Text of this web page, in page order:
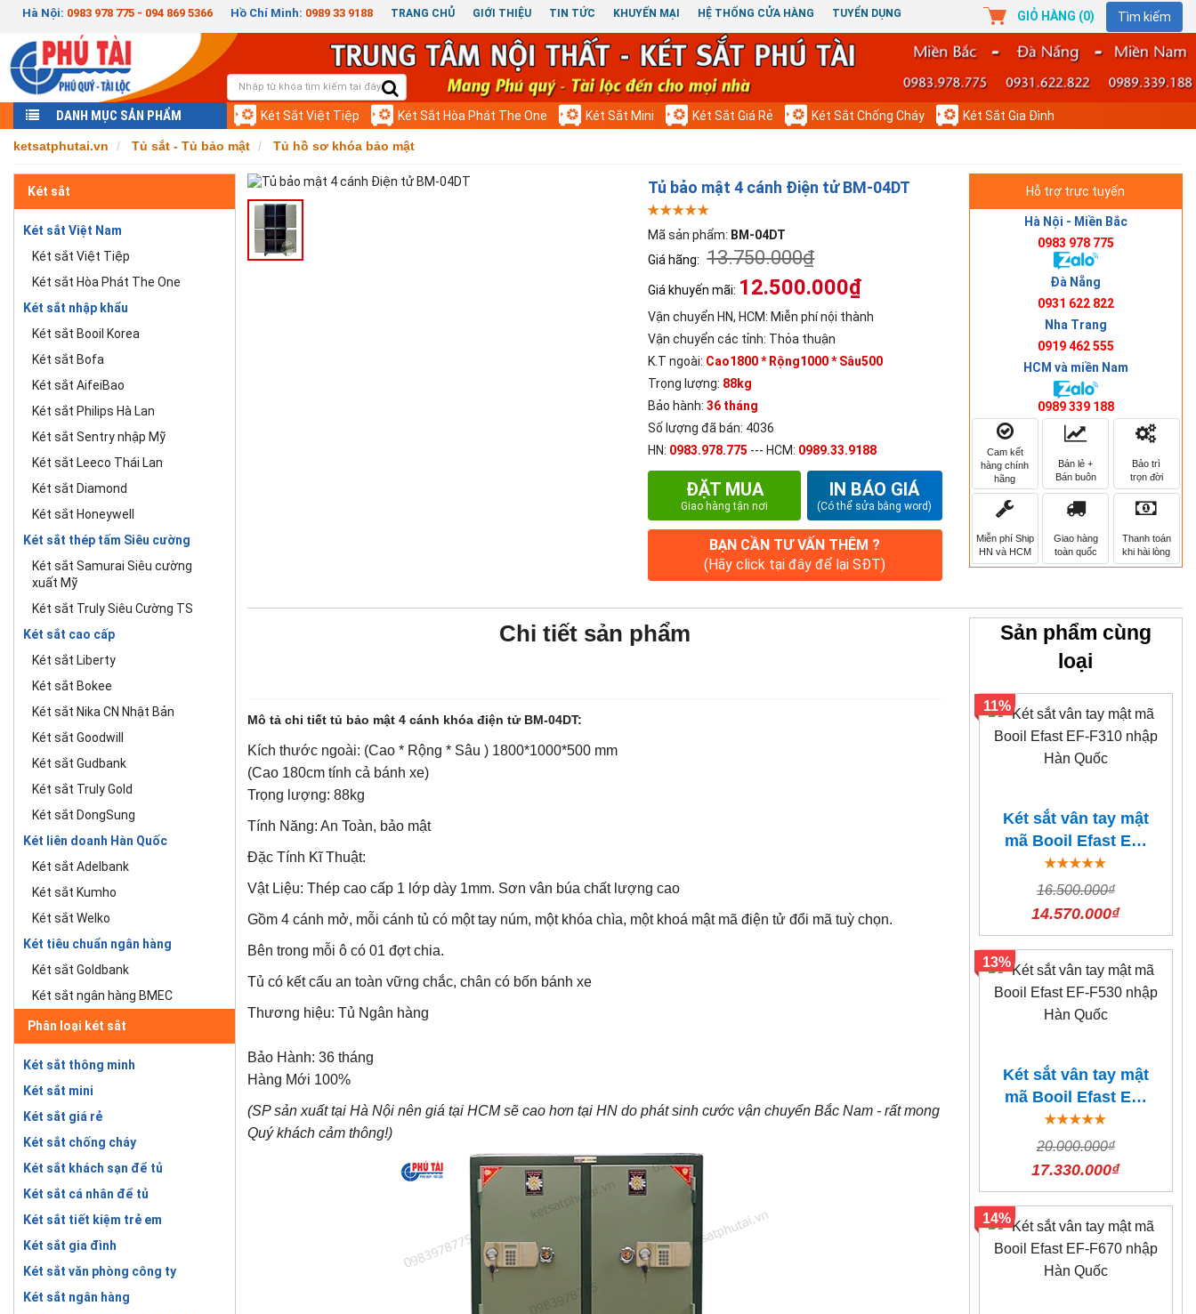
Hà Nội: 0983 978 775 - 094 869 5366 Hồ Chí Minh: 0989 33 9188 TRANG CHỦ GIỚI THIỆU TIN TỨC KHUYẾN MẠI HỆ THỐNG CỬA HÀNG TUYỂN DỤNG GIỎ HÀNG (0) Tìm kiếm
DANH MỤC SẢN PHẨM Két Sắt Việt Tiệp Két Sắt Hòa Phát The One Két Sắt Mini Két Sắt Giá Rẻ Két Sắt Chống Cháy Két Sắt Gia Đình
ketsatphutai.vn Tủ sắt - Tủ bảo mật Tủ hồ sơ khóa bảo mật
Két sắt
Két sắt Việt Nam
Két sắt Việt Tiệp
Két sắt Hòa Phát The One
Két sắt nhập khẩu
Két sắt Booil Korea
Két sắt Bofa
Két sắt AifeiBao
Két sắt Philips Hà Lan
Két sắt Sentry nhập Mỹ
Két sắt Leeco Thái Lan
Két sắt Diamond
Két sắt Honeywell
Két sắt thép tấm Siêu cường
Két sắt Samurai Siêu cường
xuất Mỹ
Két sắt Truly Siêu Cường TS
Két sắt cao cấp
Két sắt Liberty
Két sắt Bokee
Két sắt Nika CN Nhật Bản
Két sắt Goodwill
Két sắt Gudbank
Két sắt Truly Gold
Két sắt DongSung
Két liên doanh Hàn Quốc
Két sắt Adelbank
Két sắt Kumho
Két sắt Welko
Két tiêu chuẩn ngân hàng
Két sắt Goldbank
Két sắt ngân hàng BMEC
Phân loại két sắt
Két sắt thông minh
Két sắt mini
Két sắt giá rẻ
Két sắt chống cháy
Két sắt khách sạn để tủ
Két sắt cá nhân để tủ
Két sắt tiết kiệm trẻ em
Két sắt gia đình
Két sắt văn phòng công ty
Két sắt ngân hàng
Tủ bảo mật 4 cánh Điện tử BM-04DT
Mã sản phẩm: BM-04DT
Giá hãng: 13.750.000₫
Giá khuyến mãi: 12.500.000₫
Vận chuyển HN, HCM: Miễn phí nội thành
Vận chuyển các tỉnh: Thỏa thuận
K.T ngoài: Cao1800 * Rộng1000 * Sâu500
Trọng lượng: 88kg
Bảo hành:36 tháng
Số lượng đã bán: 4036
HN: 0983.978.775 --- HCM: 0989.33.9188
ĐẶT MUA
Giao hàng tận nơi
IN BÁO GIÁ
(Có thể sửa bằng word)
BẠN CẦN TƯ VẤN THÊM ?
(Hãy click tại đây để lại SĐT)
Hỗ trợ trực tuyến
Hà Nội - Miền Bắc
0983 978 775
Đà Nẵng
0931 622 822
Nha Trang
0919 462 555
HCM và miền Nam
0989 339 188
Cam kết
hàng chính
hãng
Bán lẻ +
Bán buôn
Bảo trì
trọn đời
Miễn phí Ship
HN và HCM
Giao hàng
toàn quốc
Thanh toán
khi hài lòng
Chi tiết sản phẩm
Mô tả chi tiết tủ bảo mật 4 cánh khóa điện tửBM-04DT:
Kích thước ngoài: (Cao * Rộng * Sâu ) 1800*1000*500 mm
(Cao 180cm tính cả bánh xe)
Trọng lượng: 88kg
Tính Năng: An Toàn, bảo mật
Đặc Tính Kĩ Thuật:
Vật Liệu: Thép cao cấp 1 lớp dày 1mm. Sơn vân búa chất lượng cao
Gồm 4 cánh mở, mỗi cánh tủ có một tay núm, một khóa chìa, một khoá mật mã điện tử đổi mã tuỳ chọn.
Bên trong mỗi ô có 01 đợt chia.
Tủ có kết cấu an toàn vững chắc, chân có bốn bánh xe
Thương hiệu: Tủ Ngân hàng
Bảo Hành: 36 tháng
Hàng Mới 100%
(SP sản xuất tại Hà Nội nên giá tại HCM sẽ cao hơn tại HN do phát sinh cước vận chuyển Bắc Nam - rất mong
Quý khách cảm thông!)
Sản phẩm cùng
loại
Két sắt vân tay mật
mã Booil Efast EF-
F310 nhập Hàn
Quốc
16.500.000₫
14.570.000₫
11%
Két sắt vân tay mật
mã Booil Efast EF-
F530 nhập Hàn
Quốc
20.000.000₫
17.330.000₫
13%
14%